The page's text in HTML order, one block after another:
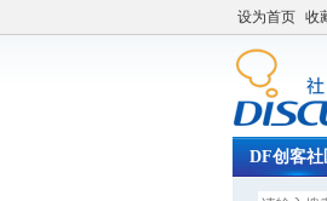
设为首页 收
DF创客社